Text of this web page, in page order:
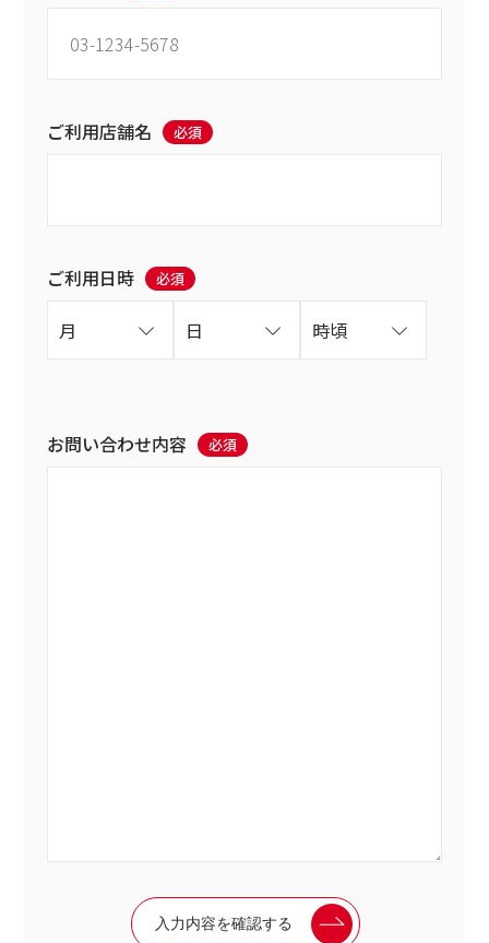
ご利用店舗名 必須
ご利用日時 必須
お問い合わせ内容 必須